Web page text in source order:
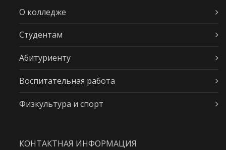
О колледже
Студентам
Абитуриенту
Воспитательная работа
Физкультура и спорт
КОНТАКТНАЯ ИНФОРМАЦИЯ